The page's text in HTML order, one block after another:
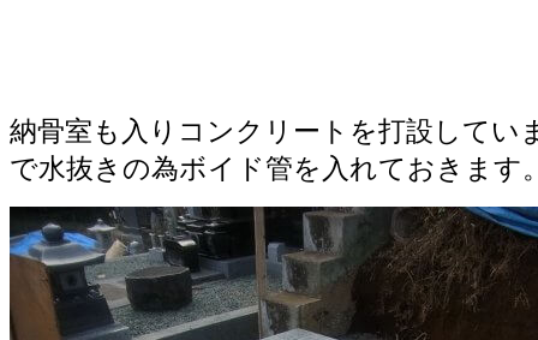
納骨室も入りコンクリートを打設してい
で水抜きの為ボイド管を入れておきます